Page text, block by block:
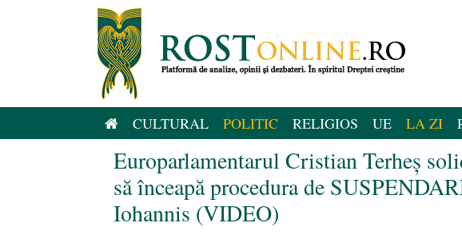
CULTURAL POLITIC RELIGIOS UE LA ZI
Europarlamentarul Cristian Terheș
să înceapă procedura de
Iohannis (VIDEO)